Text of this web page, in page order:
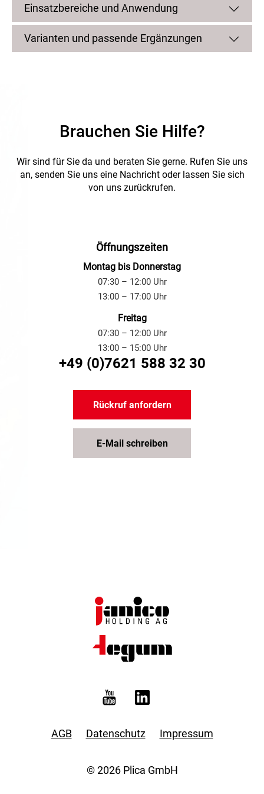
Ausgelegt für einen extremen Temperaturbereich von -40 °C
Automatisierungsprojekte.
Einsatzbereiche und Anwendung
Varianten und passende Ergänzungen
Brauchen Sie Hilfe?
Wir sind für Sie da und beraten Sie gerne. Rufen Sie uns
an, senden Sie uns eine Nachricht oder lassen Sie sich
von uns zurückrufen.
Öffnungszeiten
Montag bis Donnerstag
07:30 – 12:00 Uhr
13:00 – 17:00 Uhr
Freitag
07:30 – 12:00 Uhr
13:00 – 15:00 Uhr
+49 (0)7621 588 32 30
Rückruf anfordern
E-Mail schreiben
AGB Datenschutz Impressum
© 2026 Plica GmbH